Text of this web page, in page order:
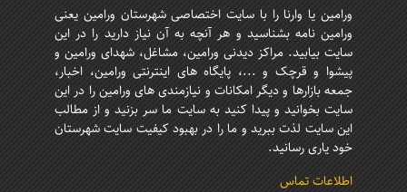
ورامین یا وارنا را با سایت اختصاصی شهرستان ورامین یعنی
ورامین نامه بشناسید و هر آنچه به آن نیاز دارید را در این
سایت بیابید. مراکز دیدنی ورامین، مشاغل، شهدای ورامین و
پیشوا و قرچک و ...، پایگاه های اینترنتی ورامین، اخبار،
جمعه بازارها و دیگر امکانات و نیازمندی های ورامین را در این
سایت بخوانید و پیدا کنید به سایت ما سر بزنید و از مطالب
این سایت لذت ببرید و ما را در بهبود کیفیت سایت شهرستان
خود یاری رسانید.
اطلاعات تماس